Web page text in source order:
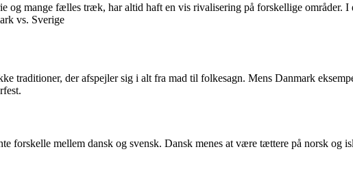
og mange fælles træk, har altid haft en vis rivalisering på forskellige
vs. Sverige
traditioner, der afspejler sig i alt fra mad til folkesagn. Mens Danmark
forskelle mellem dansk og svensk. Dansk menes at være tættere på norsk og